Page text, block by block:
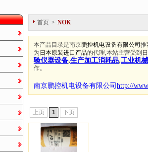
首页 > NOK
本产品目录是南京鹏控机电设备有限公司 推
为 日本原装进口产品的代理,本站主营受到
验仪器设备,生产加工消耗品,工业机
作。
南京鹏控机电设备有限公司http://
上页 1 下页